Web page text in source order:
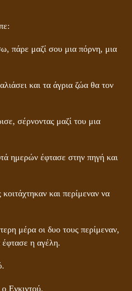
πάρε μαζί σου μια πόρνη, μια
και τα άγρια ζώα θα τον
σέρνοντας μαζί του μια
ημερών έφτασε στην πηγή και
και περίμεναν να
μέρα οι δυο τους περίμεναν,
έφτασε η αγέλη.
Ενκιντού.